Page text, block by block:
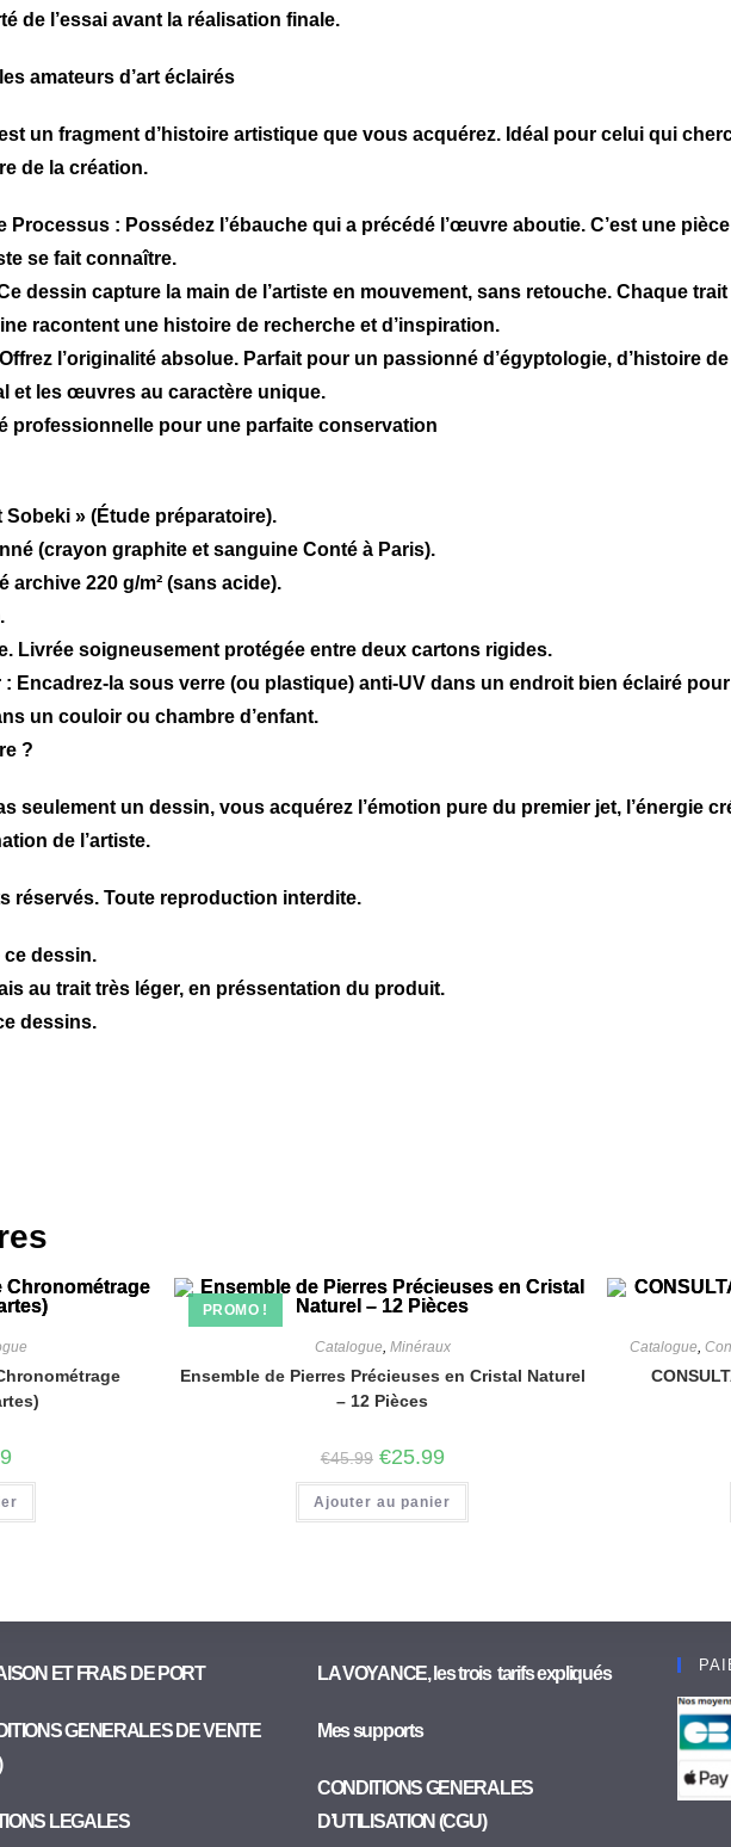
de l’essai avant la réalisation finale.
amateurs d’art éclairés
unfragment d’histoire artistique que vous acquérez. Idéal pour celui qui
de la création.
Processus : Possédez l’ébauche qui a précédé l’œuvre aboutie. C’est une
se fait connaître.
dessin capture la main de l’artiste en mouvement, sans retouche. Chaque
racontent une histoire de recherche et d’inspiration.
Offrez l’originalité absolue. Parfait pour un passionné d’égyptologie, d’histoire
et les œuvres au caractère unique.
professionnelle pour une parfaite conservation
Sobeki » (Étude préparatoire).
(crayon graphite et sanguine Conté à Paris).
archive 220 g/m² (sans acide).
Livrée soigneusement protégée entre deux cartons rigides.
: Encadrez-la sous verre (ou plastique) anti-UV dans un endroit bien éclairé
un couloir ou chambre d’enfant.
?
seulement un dessin, vous acquérez l’émotion pure du premier jet, l’énergie
de l’artiste.
réservés. Toute reproduction interdite.
dessin.
au trait très léger, en préssentation du produit.
dessins.
PROMO !
Catalogue, Minéraux
Ensemble de Pierres Précieuses en Cristal Naturel
– 12 Pièces
€45.99 €25.99
Ajouter au panier
Catalogue,
ET FRAIS DE PORT
GENERALES DE VENTE
LEGALES
LA VOYANCE, les trois tarifs expliqués
Mes supports
CONDITIONS GENERALES
D’UTILISATION (CGU)